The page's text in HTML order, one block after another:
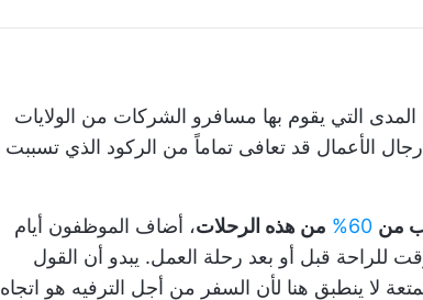
التي يقوم بها مسافرو الشركات من الولايات
الأعمال قد تعافى تماماً من الركود الذي تسببت
من 60% من هذه الرحلات، أضاف الموظفون أيام
للراحة قبل أو بعد رحلة العمل. يبدو أن القول
لا ينطبق هنا لأن السفر من أجل الترفيه هو اتجاه